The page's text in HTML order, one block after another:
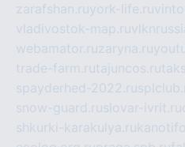
zarafshan.ruyork-life.ru
vladivostok-map.ru
webamator.ruzaryna.ru
trade-farm.rutajuncos.ru
spayderhed-2022.ru
snow-guard.ruslovar-ivrit.ru
shkurki-karakulya.ru